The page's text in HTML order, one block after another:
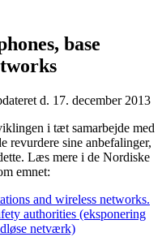
base
d. 17. december 2013
i tæt samarbejde med
revurdere sine anbefalinger,
Læs mere i de Nordiske
emnet:
and wireless networks.
authorities (eksponering
netværk)